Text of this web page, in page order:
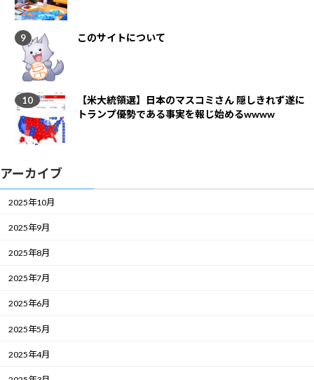
このサイトについて
【米大統領選】日本のマスコミさん 隠しきれず遂に
トランプ優勢である事実を報じ始めるwwww
アーカイブ
2025年10月
2025年9月
2025年8月
2025年7月
2025年6月
2025年5月
2025年4月